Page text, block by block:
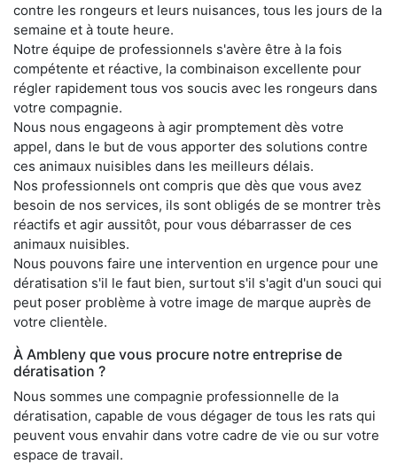
contre les rongeurs et leurs nuisances, tous les jours de la
semaine et à toute heure.
Notre équipe de professionnels s'avère être à la fois
compétente et réactive, la combinaison excellente pour
régler rapidement tous vos soucis avec les rongeurs dans
votre compagnie.
Nous nous engageons à agir promptement dès votre
appel, dans le but de vous apporter des solutions contre
ces animaux nuisibles dans les meilleurs délais.
Nos professionnels ont compris que dès que vous avez
besoin de nos services, ils sont obligés de se montrer très
réactifs et agir aussitôt, pour vous débarrasser de ces
animaux nuisibles.
Nous pouvons faire une intervention en urgence pour une
dératisation s'il le faut bien, surtout s'il s'agit d'un souci qui
peut poser problème à votre image de marque auprès de
votre clientèle.
À Ambleny que vous procure notre entreprise de
dératisation ?
Nous sommes une compagnie professionnelle de la
dératisation, capable de vous dégager de tous les rats qui
peuvent vous envahir dans votre cadre de vie ou sur votre
espace de travail.